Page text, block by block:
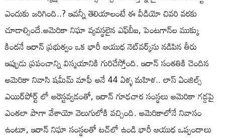
ఎందుకు జరిగింది..? ఇవన్నీ తెలియాలంటే ఈ వీడియో చివరి వరకు
చూడాల్సిందే.అమెరికా నిఘా వ్యవస్థలైన ఎఫ్‌బీఐ, పెంటగాన్‌ల ముక్కు
కిందనే ఇరాన్ ప్రభుత్వం ఒక భారీ ఆయుధ నెట్‌వర్క్‌ను నడిపిన తీరు
ఇప్పుడు ప్రపంచాన్ని విస్మయానికి గురిచేస్తోంది. ఇరాన్ సంతతికి చెందిన
అమెరికా నివాసి షమీమ్ మాఫీ అనే 44 ఏళ్ళ మహిళ.. లాస్ ఏంజిల్స్
ఎయిర్‌పోర్ట్‌ లో అరెస్టవ్వడంతో, ఇరాన్ గూఢచార సంస్థలు అమెరికా గడ్డపై
ఎంతలా పాగా వేశాయో వెలుగులోకి వచ్చింది. అమెరికాలోనే నివాసం
ఉంటూ, ఇరాన్ నిఘా సంస్థలతో టచ్‌లో ఉండి భారీ ఆయుధ ఒప్పందాలు